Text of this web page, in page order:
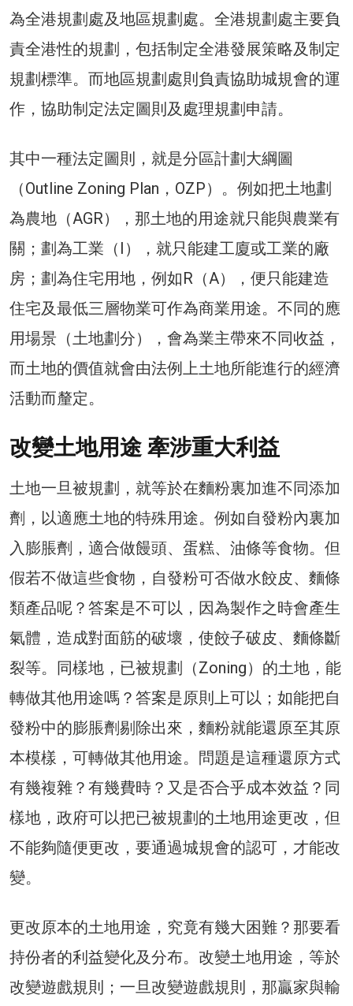
為全港規劃處及地區規劃處。全港規劃處主要負
責全港性的規劃，包括制定全港發展策略及制定
規劃標準。而地區規劃處則負責協助城規會的運
作，協助制定法定圖則及處理規劃申請。
其中一種法定圖則，就是分區計劃大綱圖
（Outline Zoning Plan，OZP）。例如把土地劃
為農地（AGR），那土地的用途就只能與農業有
關；劃為工業（I），就只能建工廈或工業的廠
房；劃為住宅用地，例如R（A），便只能建造
住宅及最低三層物業可作為商業用途。不同的應
用場景（土地劃分），會為業主帶來不同收益，
而土地的價值就會由法例上土地所能進行的經濟
活動而釐定。
改變土地用途 牽涉重大利益
土地一旦被規劃，就等於在麵粉裏加進不同添加
劑，以適應土地的特殊用途。例如自發粉內裏加
入膨脹劑，適合做饅頭、蛋糕、油條等食物。但
假若不做這些食物，自發粉可否做水餃皮、麵條
類產品呢？答案是不可以，因為製作之時會產生
氣體，造成對面筋的破壞，使餃子破皮、麵條斷
裂等。同樣地，已被規劃（Zoning）的土地，能
轉做其他用途嗎？答案是原則上可以；如能把自
發粉中的膨脹劑剔除出來，麵粉就能還原至其原
本模樣，可轉做其他用途。問題是這種還原方式
有幾複雜？有幾費時？又是否合乎成本效益？同
樣地，政府可以把已被規劃的土地用途更改，但
不能夠隨便更改，要通過城規會的認可，才能改
變。
更改原本的土地用途，究竟有幾大困難？那要看
持份者的利益變化及分布。改變土地用途，等於
改變遊戲規則；一旦改變遊戲規則，那贏家與輸